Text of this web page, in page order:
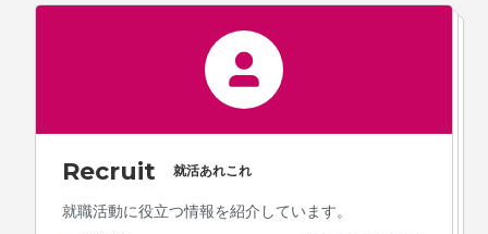
Recruit 就活あれこれ
就職活動に役立つ情報を紹介しています。